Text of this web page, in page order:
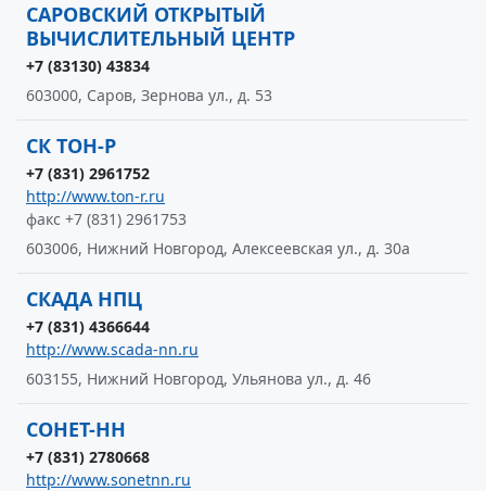
САРОВСКИЙ ОТКРЫТЫЙ
ВЫЧИСЛИТЕЛЬНЫЙ ЦЕНТР
+7 (83130) 43834
603000, Саров, Зернова ул., д. 53
СК ТОН-Р
+7 (831) 2961752
http://www.ton-r.ru
факс +7 (831) 2961753
603006, Нижний Новгород, Алексеевская ул., д. 30а
СКАДА НПЦ
+7 (831) 4366644
http://www.scada-nn.ru
603155, Нижний Новгород, Ульянова ул., д. 46
СОНЕТ-НН
+7 (831) 2780668
http://www.sonetnn.ru